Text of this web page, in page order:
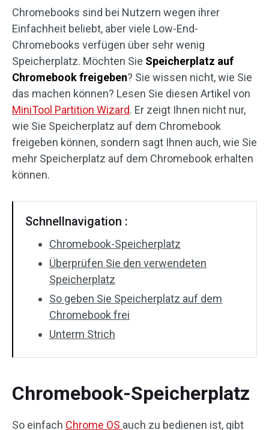
Chromebooks sind bei Nutzern wegen ihrer
Einfachheit beliebt, aber viele Low-End-
Chromebooks verfügen über sehr wenig
Speicherplatz. Möchten Sie Speicherplatz auf
Chromebook freigeben? Sie wissen nicht, wie Sie
das machen können? Lesen Sie diesen Artikel von
MiniTool Partition Wizard. Er zeigt Ihnen nicht nur,
wie Sie Speicherplatz auf dem Chromebook
freigeben können, sondern sagt Ihnen auch, wie Sie
mehr Speicherplatz auf dem Chromebook erhalten
können.
Schnellnavigation :
Chromebook-Speicherplatz
Überprüfen Sie den verwendeten
Speicherplatz
So geben Sie Speicherplatz auf dem
Chromebook frei
Unterm Strich
Chromebook-Speicherplatz
So einfach Chrome OS auch zu bedienen ist, gibt